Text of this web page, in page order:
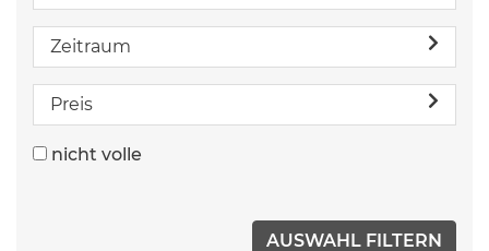
Zeitraum
Preis
nicht volle